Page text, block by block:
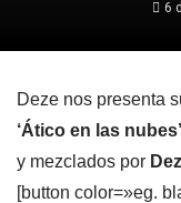
6
Deze nos presenta
‘Ático en las nubes’
y mezclados por
[button color=»eg.